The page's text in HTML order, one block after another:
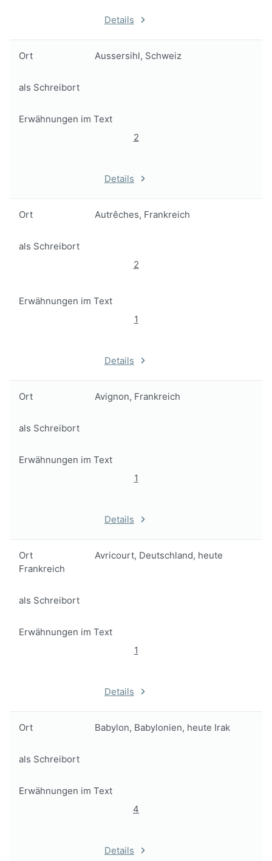
Details
Ort Aussersihl, Schweiz
als Schreibort
Erwähnungen im Text
2
Details
Ort Autrêches, Frankreich
als Schreibort
2
Erwähnungen im Text
1
Details
Ort Avignon, Frankreich
als Schreibort
Erwähnungen im Text
1
Details
Ort
Avricourt, Deutschland, heute
Frankreich
als Schreibort
Erwähnungen im Text
1
Details
Ort Babylon, Babylonien, heute Irak
als Schreibort
Erwähnungen im Text
4
Details